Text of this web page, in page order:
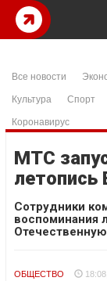
Все новости
Культура
Спорт
Коронавирус
МТС
летопись
Сотрудники
воспоминания
ОБЩЕСТВО